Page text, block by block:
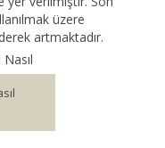
üzere
artmaktadır.